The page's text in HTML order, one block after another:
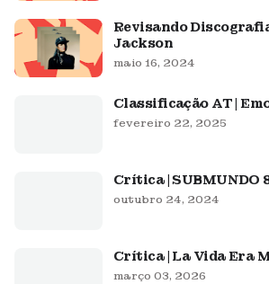
Revisando
Jackson
maio 16, 2024
Classificação AT |
fevereiro 22, 2025
Crítica | SUBMUNDO
outubro 24, 2024
Crítica | La Vida Era
março 03, 2026